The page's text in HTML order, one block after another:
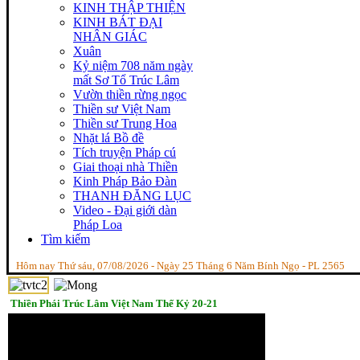
KINH THẬP THIỆN
KINH BÁT ĐẠI
NHÂN GIÁC
Xuân
Kỷ niệm 708 năm ngày
mất Sơ Tổ Trúc Lâm
Vườn thiền rừng ngọc
Thiền sư Việt Nam
Thiền sư Trung Hoa
Nhặt lá Bồ đề
Tích truyện Pháp cú
Giai thoại nhà Thiền
Kinh Pháp Bảo Đàn
THANH ĐĂNG LỤC
Video - Đại giới dàn
Pháp Loa
Tìm kiếm
Hôm nay Thứ sáu, 07/08/2026 - Ngày 25 Tháng 6 Năm Bính Ngọ - PL 2565
Thiền Phái Trúc Lâm Việt Nam Thế Kỷ 20-21